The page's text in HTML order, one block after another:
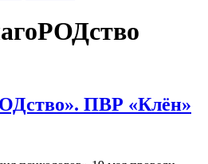
ПВР «Клён»